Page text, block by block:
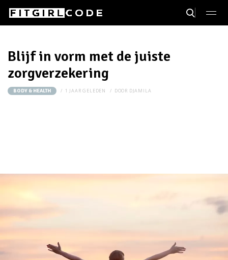
Blijf in vorm met de juiste
zorgverzekering
BODY & HEALTH 1 JAAR GELEDEN DOOR DJAMILA